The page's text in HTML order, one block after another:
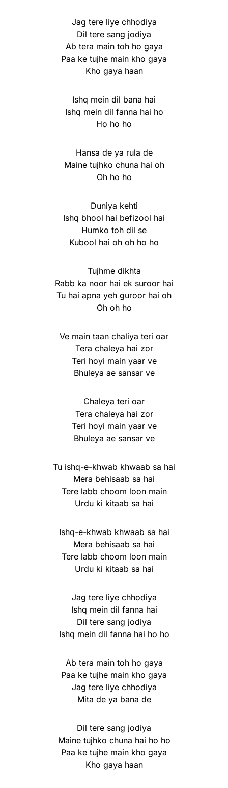
Jag tere liye chhodiya
Dil tere sang jodiya
Ab tera main toh ho gaya
Paa ke tujhe main kho gaya
Kho gaya haan
Ishq mein dil bana hai
Ishq mein dil fanna hai ho
Ho ho ho
Hansa de ya rula de
Maine tujhko chuna hai oh
Oh ho ho
Duniya kehti
Ishq bhool hai befizool hai
Humko toh dil se
Kubool hai oh oh ho ho
Tujhme dikhta
Rabb ka noor hai ek suroor hai
Tu hai apna yeh guroor hai oh
Oh oh ho
Ve main taan chaliya teri oar
Tera chaleya hai zor
Teri hoyi main yaar ve
Bhuleya ae sansar ve
Chaleya teri oar
Tera chaleya hai zor
Teri hoyi main yaar ve
Bhuleya ae sansar ve
Tu ishq-e-khwab khwaab sa hai
Mera behisaab sa hai
Tere labb choom loon main
Urdu ki kitaab sa hai
Ishq-e-khwab khwaab sa hai
Mera behisaab sa hai
Tere labb choom loon main
Urdu ki kitaab sa hai
Jag tere liye chhodiya
Ishq mein dil fanna hai
Dil tere sang jodiya
Ishq mein dil fanna hai ho ho
Ab tera main toh ho gaya
Paa ke tujhe main kho gaya
Jag tere liye chhodiya
Mita de ya bana de
Dil tere sang jodiya
Maine tujhko chuna hai ho ho
Paa ke tujhe main kho gaya
Kho gaya haan